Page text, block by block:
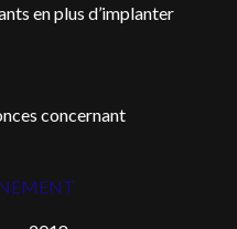
en plus d’implanter
concernant